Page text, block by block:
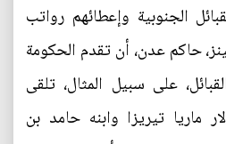
الجنوبية وإعطائهم رواتب
حاكم عدن، أن تقدم الحكومة
على سبيل المثال، تلقى
لحج 3000 دولار ماريا تيريزا وابنه حامد بن